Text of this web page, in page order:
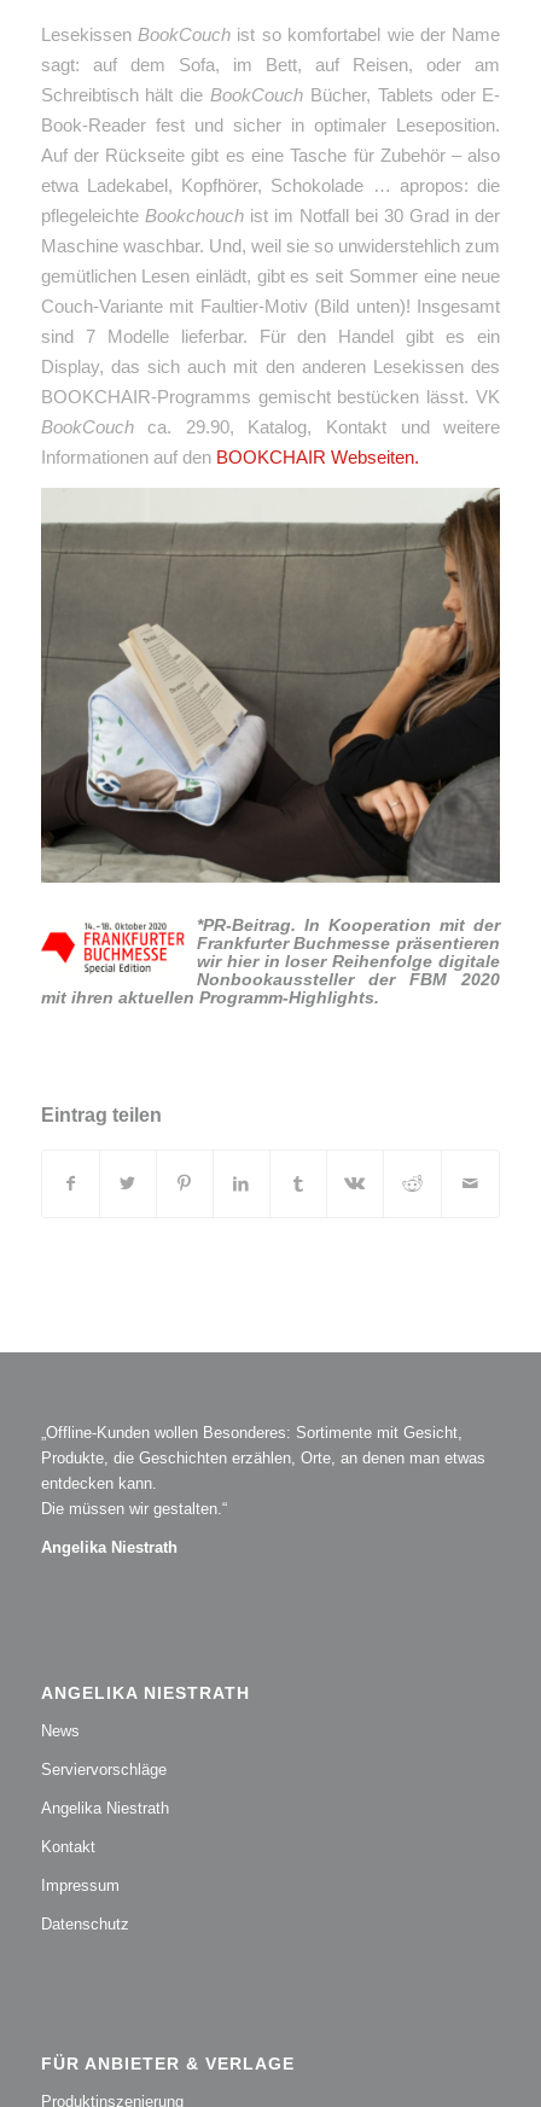
Lesekissen BookCouch ist so komfortabel wie der Name
sagt: auf dem Sofa, im Bett, auf Reisen, oder am
Schreibtisch hält die BookCouch Bücher, Tablets oder E-
Book-Reader fest und sicher in optimaler Leseposition.
Auf der Rückseite gibt es eine Tasche für Zubehör – also
etwa Ladekabel, Kopfhörer, Schokolade … apropos: die
pflegeleichte Bookchouchist im Notfall bei 30 Grad in der
Maschine waschbar. Und, weil sie so unwiderstehlich zum
gemütlichen Lesen einlädt, gibt es seit Sommer eine neue
Couch-Variante mit Faultier-Motiv (Bild unten)! Insgesamt
sind 7 Modelle lieferbar. Für den Handel gibt es ein
Display, das sich auch mit den anderen Lesekissen des
BOOKCHAIR-Programms gemischt bestücken lässt. VK
BookCouchca. 29.90, Katalog, Kontakt und weitere
Informationen auf den BOOKCHAIR Webseiten.
*PR-Beitrag. In Kooperation mit der
Frankfurter Buchmesse präsentieren
wir hier in loser Reihenfolge digitale
Nonbookaussteller der FBM 2020
mit ihren aktuellen Programm-Highlights.
Eintrag teilen
„Offline-Kunden wollen Besonderes: Sortimente mit Gesicht,
Produkte, die Geschichten erzählen, Orte, an denen man etwas
entdecken kann.
Die müssen wir gestalten.“
Angelika Niestrath
ANGELIKA NIESTRATH
News
Serviervorschläge
Angelika Niestrath
Kontakt
Impressum
Datenschutz
FÜR ANBIETER & VERLAGE
Produktinszenierung